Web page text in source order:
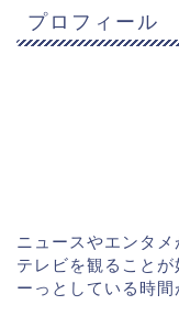
プロフィール
ニュースやエンタメ
テレビを観ること
ーっとしている時間